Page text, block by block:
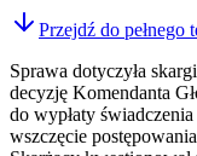
Przejdź do pełnego
Sprawa dotyczyła
decyzję Komendanta
do wypłaty
wszczęcie